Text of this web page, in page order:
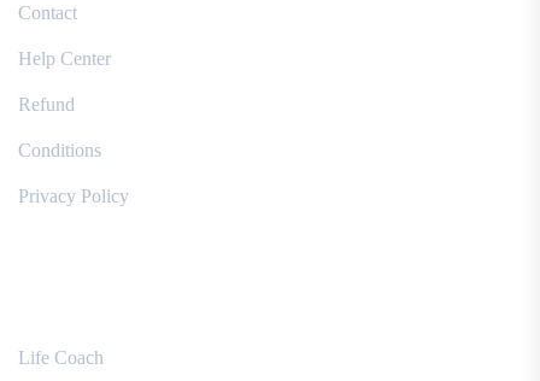
Contact
Help Center
Refund
Conditions
Privacy Policy
Life Coach